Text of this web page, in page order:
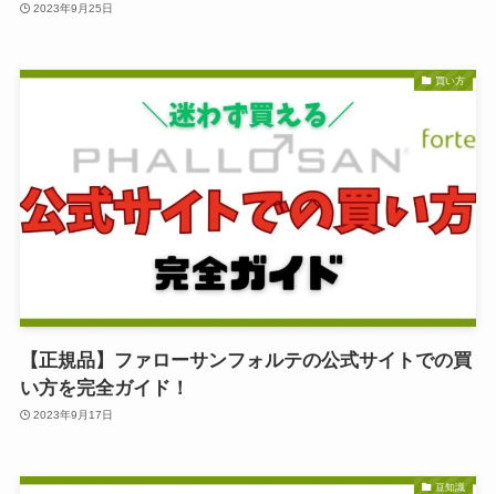
2023年9月25日
買い方
【正規品】ファローサンフォルテの公式サイトでの買
い方を完全ガイド！
2023年9月17日
豆知識